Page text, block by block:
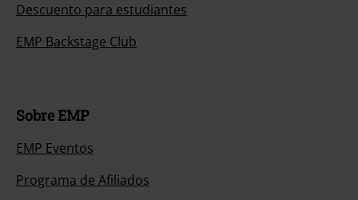
Descuento para estudiantes
EMP Backstage Club
Sobre EMP
EMP Eventos
Programa de Afiliados